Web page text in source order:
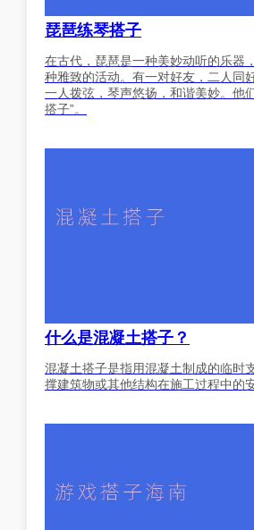
琵琶练琴搭子
在古代，琵琶是一种美妙动听的乐器
种雅致的活动。有一对好友，二人同
一人拨弦，琴声悠扬，和谐美妙。他
搭子”。
什么是混凝土搭子？
混凝土搭子是指用混凝土制成的临时
撑建筑物或其他结构在施工过程中的